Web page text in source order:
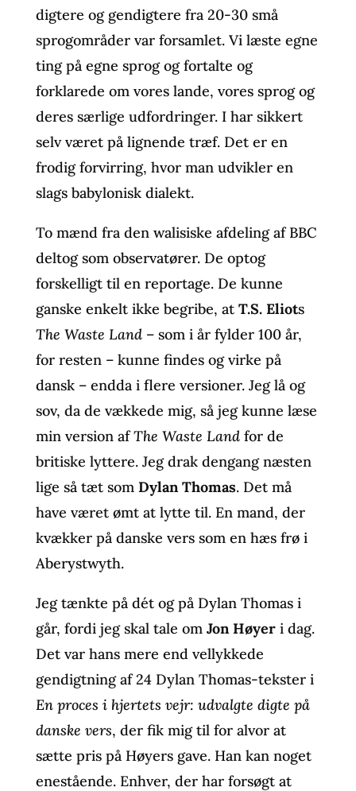
digtere og gendigtere fra 20-30 små
sprogområder var forsamlet. Vi læste egne
ting på egne sprog og fortalte og
forklarede om vores lande, vores sprog og
deres særlige udfordringer. I har sikkert
selv været på lignende træf. Det er en
frodig forvirring, hvor man udvikler en
slags babylonisk dialekt.
To mænd fra den walisiske afdeling af BBC
deltog som observatører. De optog
forskelligt til en reportage. De kunne
ganske enkelt ikke begribe, at T.S. Eliots
The Waste Land– som i år fylder 100 år,
for resten – kunne findes og virke på
dansk – endda i flere versioner. Jeg lå og
sov, da de vækkede mig, så jeg kunne læse
min version afThe Waste Landfor de
britiske lyttere. Jeg drak dengang næsten
lige så tæt som Dylan Thomas. Det må
have været ømt at lytte til. En mand, der
kvækker på danske vers som en hæs frø i
Aberystwyth.
Jeg tænkte på dét og på Dylan Thomas i
går, fordi jeg skal tale om Jon Høyeri dag.
Det var hans mere end vellykkede
gendigtning af 24 Dylan Thomas-tekster i
En proces i hjertets vejr: udvalgte digte på
danske vers, der fik mig til for alvor at
sætte pris på Høyers gave. Han kan noget
enestående. Enhver, der har forsøgt at